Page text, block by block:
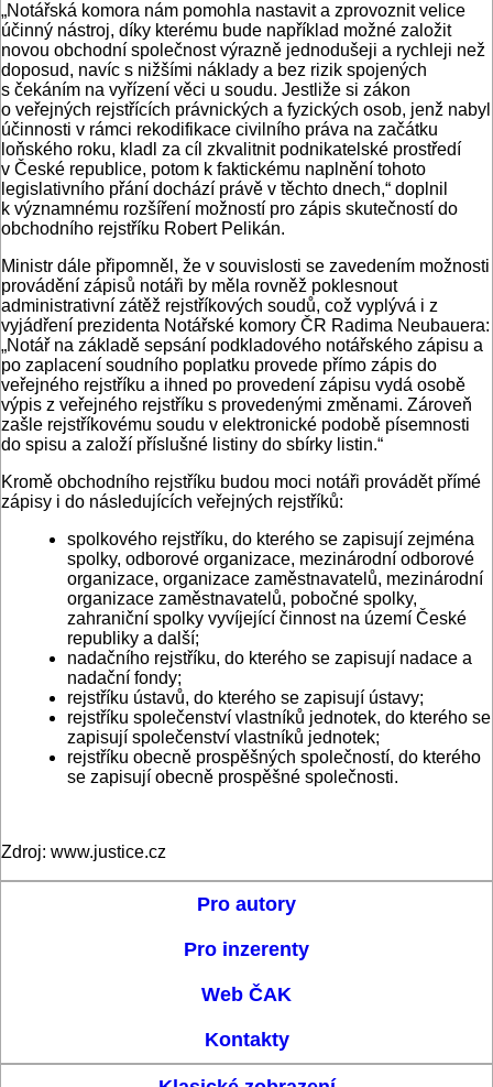
„Notářská komora nám pomohla nastavit a zprovoznit velice
účinný nástroj, díky kterému bude například možné založit
novou obchodní společnost výrazně jednodušeji a rychleji než
doposud, navíc s nižšími náklady a bez rizik spojených
s čekáním na vyřízení věci u soudu. Jestliže si zákon
o veřejných rejstřících právnických a fyzických osob, jenž nabyl
účinnosti v rámci rekodifikace civilního práva na začátku
loňského roku, kladl za cíl zkvalitnit podnikatelské prostředí
v České republice, potom k faktickému naplnění tohoto
legislativního přání dochází právě v těchto dnech,“ doplnil
k významnému rozšíření možností pro zápis skutečností do
obchodního rejstříku Robert Pelikán.
Ministr dále připomněl, že v souvislosti se zavedením možnosti
provádění zápisů notáři by měla rovněž poklesnout
administrativní zátěž rejstříkových soudů, což vyplývá i z
vyjádření prezidenta Notářské komory ČR Radima Neubauera:
„Notář na základě sepsání podkladového notářského zápisu a
po zaplacení soudního poplatku provede přímo zápis do
veřejného rejstříku a ihned po provedení zápisu vydá osobě
výpis z veřejného rejstříku s provedenými změnami. Zároveň
zašle rejstříkovému soudu v elektronické podobě písemnosti
do spisu a založí příslušné listiny do sbírky listin.“
Kromě obchodního rejstříku budou moci notáři provádět přímé
zápisy i do následujících veřejných rejstříků:
spolkového rejstříku, do kterého se zapisují zejména
spolky, odborové organizace, mezinárodní odborové
organizace, organizace zaměstnavatelů, mezinárodní
organizace zaměstnavatelů, pobočné spolky,
zahraniční spolky vyvíjející činnost na území České
republiky a další;
nadačního rejstříku, do kterého se zapisují nadace a
nadační fondy;
rejstříku ústavů, do kterého se zapisují ústavy;
rejstříku společenství vlastníků jednotek, do kterého se
zapisují společenství vlastníků jednotek;
rejstříku obecně prospěšných společností, do kterého
se zapisují obecně prospěšné společnosti.
Zdroj: www.justice.cz
Pro autory
Pro inzerenty
Web ČAK
Kontakty